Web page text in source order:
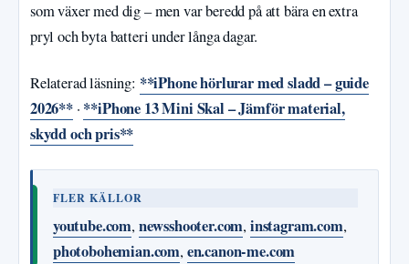
som växer med dig – men var beredd på att bära en extra
pryl och byta batteri under långa dagar.
Relaterad läsning: **iPhone hörlurar med sladd – guide
2026**· **iPhone 13 Mini Skal – Jämför material,
skydd och pris**
FLER KÄLLOR
youtube.com, newsshooter.com, instagram.com,
photobohemian.com, en.canon-me.com